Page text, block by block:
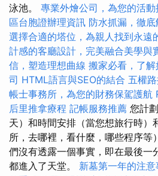
泳池。 專業外燴公司，為您的活
區台胞證辦理資訊 防水抓漏，徹
選擇合適的塔位，為親人找到永遠
計感的客廳設計，完美融合美學與
信，塑造理想曲線 搬家必看，了
司 HTML語言與SEO的結合 五權
帳士事務所，為您的財務保駕護航
后里推拿療程 記帳服務推薦 您計
天）和時間安排（當您想旅行時）
所，去哪裡，看什麼，哪些程序等
們沒有透露一個事實，即在最後一
都進入了天堂。 新墓第一年的注